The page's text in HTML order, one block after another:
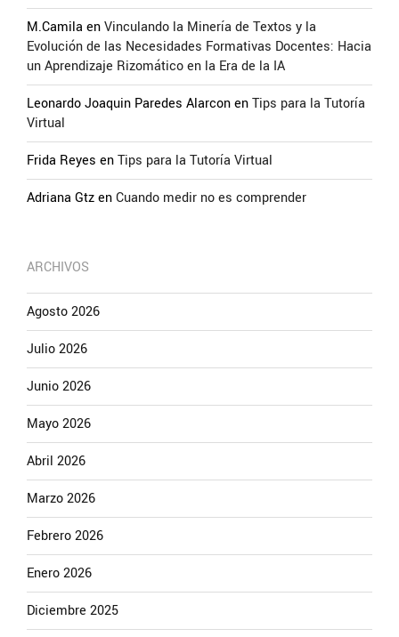
M.Camila enVinculando la Minería de Textos y la
Evolución de las Necesidades Formativas Docentes: Hacia
un Aprendizaje Rizomático en la Era de la IA
Leonardo Joaquin Paredes AlarconenTips para la Tutoría
Virtual
Frida Reyes enTips para la Tutoría Virtual
Adriana GtzenCuando medir no es comprender
ARCHIVOS
Agosto 2026
Julio 2026
Junio 2026
Mayo 2026
Abril 2026
Marzo 2026
Febrero 2026
Enero 2026
Diciembre 2025